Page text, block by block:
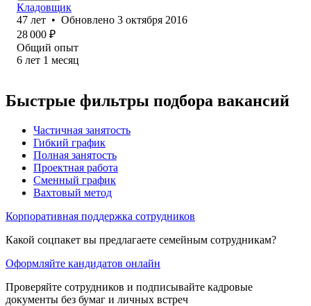
Кладовщик
47 лет • Обновлено 3 октября 2016
28 000 ₽
Общий опыт
6 лет 1 месяц
Быстрые фильтры подбора вакансий
Частичная занятость
Гибкий график
Полная занятость
Проектная работа
Сменный график
Вахтовый метод
Корпоративная поддержка сотрудников
Какой соцпакет вы предлагаете семейным сотрудникам?
Оформляйте кандидатов онлайн
Проверяйте сотрудников и подписывайте кадровые
документы без бумаг и личных встреч